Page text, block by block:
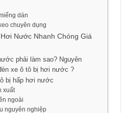
dán
chuyên dụng
Nước Nhanh Chóng Giá
phải làm sao? Nguyên
xe ô tô bị hơi nước ?
bị hấp hơi nước
xuất
ngoài
nguyên nghiệp